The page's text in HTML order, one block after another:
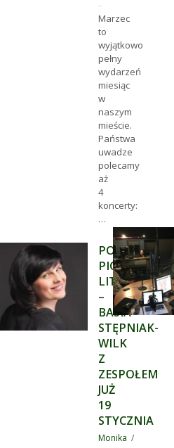
Marzec
to
wyjątkowo
pełny
wydarzeń
miesiąc
w
naszym
mieście.
Państwa
uwadze
polecamy
aż
4
koncerty:
…
POSŁUCHAJ
PIOSENKI
LITERACKIEJ
–
BASIA
STĘPNIAK-
WILK
Z
ZESPOŁEM
JUŻ
19
STYCZNIA
Monika